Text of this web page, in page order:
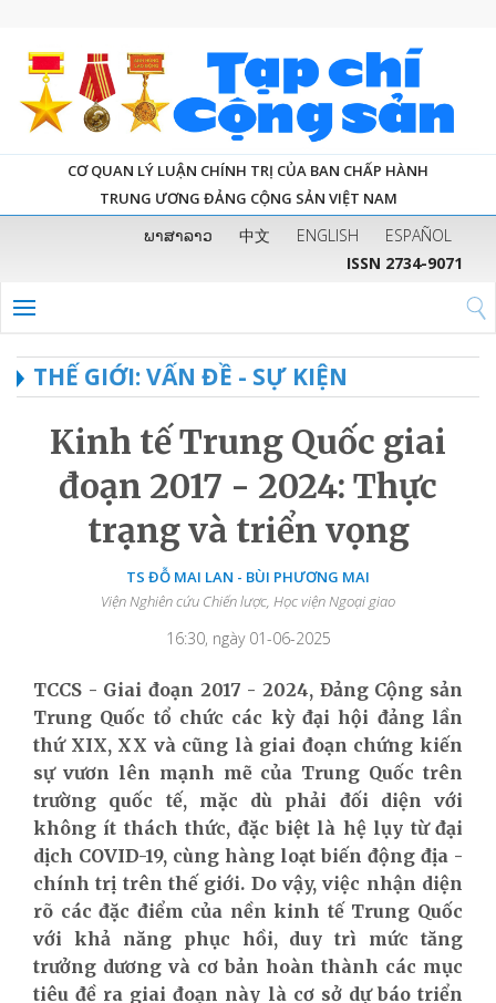
CƠ QUAN LÝ LUẬN CHÍNH TRỊ CỦA BAN CHẤP HÀNH
TRUNG ƯƠNG ĐẢNG CỘNG SẢN VIỆT NAM
ພາສາລາວ 中文 ENGLISH
ESPAÑOL
ISSN 2734-9071
THẾ GIỚI: VẤN ĐỀ - SỰ KIỆN
Kinh tế Trung Quốc giai
đoạn 2017 - 2024: Thực
trạng và triển vọng
TS ĐỖ MAI LAN - BÙI PHƯƠNG MAI
Viện Nghiên cứu Chiến lược, Học viện Ngoại giao
16:30, ngày 01-06-2025
TCCS - Giai đoạn 2017 - 2024, Đảng Cộng sản
Trung Quốc tổ chức các kỳ đại hội đảng lần
thứ XIX, XX và cũng là giai đoạn chứng kiến
sự vươn lên mạnh mẽ của Trung Quốc trên
trường quốc tế, mặc dù phải đối diện với
không ít thách thức, đặc biệt là hệ lụy từ đại
dịch COVID-19, cùng hàng loạt biến động địa -
chính trị trên thế giới. Do vậy, việc nhận diện
rõ các đặc điểm của nền kinh tế Trung Quốc
với khả năng phục hồi, duy trì mức tăng
trưởng dương và cơ bản hoàn thành các mục
tiêu đề ra giai đoạn này là cơ sở dự báo triển